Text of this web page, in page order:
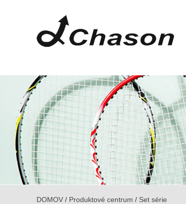
DOMOV / Produktové centrum / Set série